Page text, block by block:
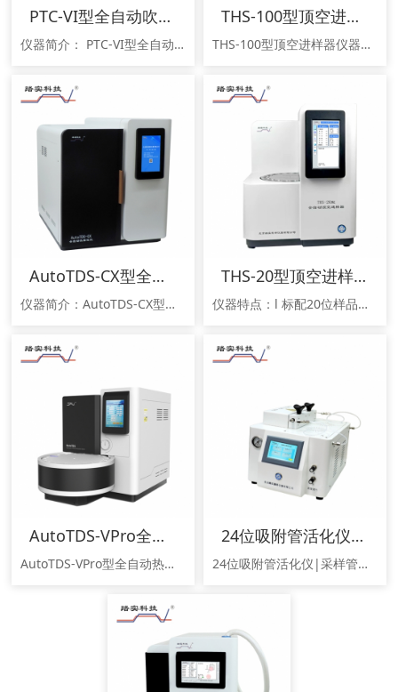
PTC-VI型全自动吹扫捕集仪
仪器简介： PTC-VI型全自动吹扫捕集仪可用于固体或液体样品中挥发性有机物的检测，是一款具有116位自动进样系统的吹扫捕集仪。其具有优越的捕集和除水性能，智能便捷的加标技术不仅能精准的添加内标，还可以自动加标绘制目标物标准曲线。通过与GC或GC-MS的联用，可以广泛应用于环境分析，如饮用水、废水、土壤中的有机污染物分析，也可用于食品中挥发物(如气味成分)的分析等。该款仪器符合《HJ6
THS-100型顶空进样器
THS-100型顶空进样器仪器用途：THS-100型顶空进样器是一款具有100位进样系统的全自动顶空进样器。广泛应用于医疗卫生，环保，石油化工，食品行业，制药等领域。该仪器符合《HJ 736-2015土壤和沉积物挥发性卤代烃的测定 顶空气相色谱-质谱法》、《HJ 741-2015 土壤和沉积物 挥发性有机物的测定 顶空/气相色谱法》、《GA/T 842-2019 血液酒精含量的检验方法》、《H
AutoTDS-CX型全自动热解吸仪
仪器简介：AutoTDS-CX型全自动热解吸仪是一款带有分流回收功能，能自动添加内标的全自动热解吸系统，单次运行序列可自动分析多达110支样品。依托精准的电子流量控制系统，AutoTDS-CX可以自定义分流比，并对分流气体进行再捕集，便于对样品进行重新分析或保存。主要特点：l 通用性能强：可与任意品牌气相色谱仪（GC）和（GC-MS）联用。l * 自动添加内标，以1～25ul（增量1ul）任意
THS-20型顶空进样器
仪器特点：l 标配20位样品盘； l 仪器采用7寸大屏，所有参数设计均在触摸屏上完成，系统各模块参数及仪器运行动态图和每个样品的当前状态均全面直观的展示在屏幕上；l 样品传输管路、进样针均采用惰性材料，进样针及样品传输管路无冷点，避免样品冷凝，保证实验的准确性；l 通用性能强：可与任意品牌气相色谱仪（GC）和（GC-MS）联用；l 带有日志功能，可对顶空的分析方法和条件进行审计追踪。
AutoTDS-VPro全自动热解吸仪-北京踏实2020新款
AutoTDS-VPro型全自动热解析仪是一款带分流功能的24位低温二次全自动热解吸仪，可存储多个运行方法。
24位吸附管活化仪-采样管老化仪
24位吸附管活化仪|采样管老化仪是在热解析的基础上，为提高工作效率而研制设计的检测配套部件。